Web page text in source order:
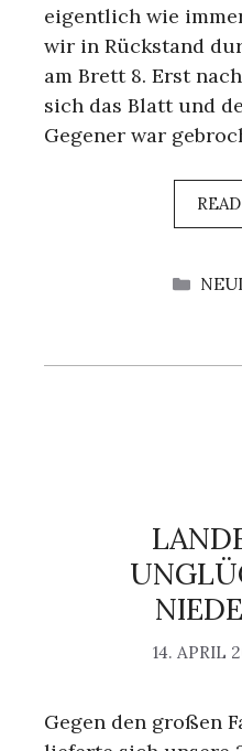
eigentlich wie
wir in Rückstand
am Brett 8. Erst
sich das Blatt und
Gegener war
14. APRIL
Gegen den großen